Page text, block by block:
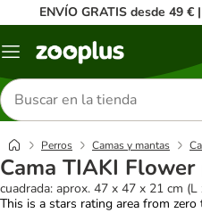
ENVÍO GRATIS desde 49
Menú
Buscar
productos
Perros Camas y mantas
Cama TIAKI Flower
cuadrada: aprox. 47 x 47 x 21 cm
This is a stars rating area from zero